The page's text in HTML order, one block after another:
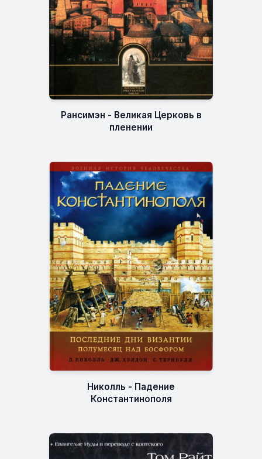
Рансимэн - Великая Церковь в
пленении
Николль - Падение
Константинополя